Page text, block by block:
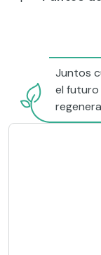
Juntos
el futuro